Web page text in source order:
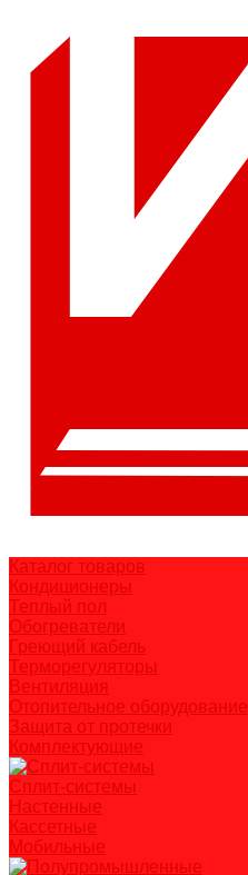
Каталог товаров
Кондиционеры
Теплый пол
Обогреватели
Греющий кабель
Терморегуляторы
Вентиляция
Отопительное оборудование
Защита от протечки
Комплектующие
Сплит-системы
Настенные
Кассетные
Мобильные